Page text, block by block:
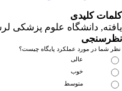
کلیدی
, دانشگاه علوم پزشکی
شما در مورد عملکرد پایگاه چیست؟
عالی
خوب
متوسط